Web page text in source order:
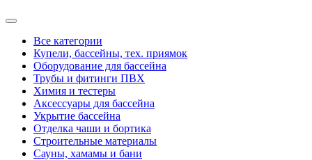
Все категории
Купели, бассейны, тех. приямок
Оборудование для бассейна
Трубы и фитинги ПВХ
Химия и тестеры
Аксессуары для бассейна
Укрытие бассейна
Отделка чаши и бортика
Строительные материалы
Сауны, хамамы и бани